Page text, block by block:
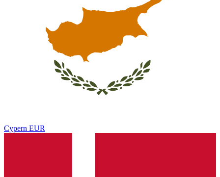
Cypern EUR